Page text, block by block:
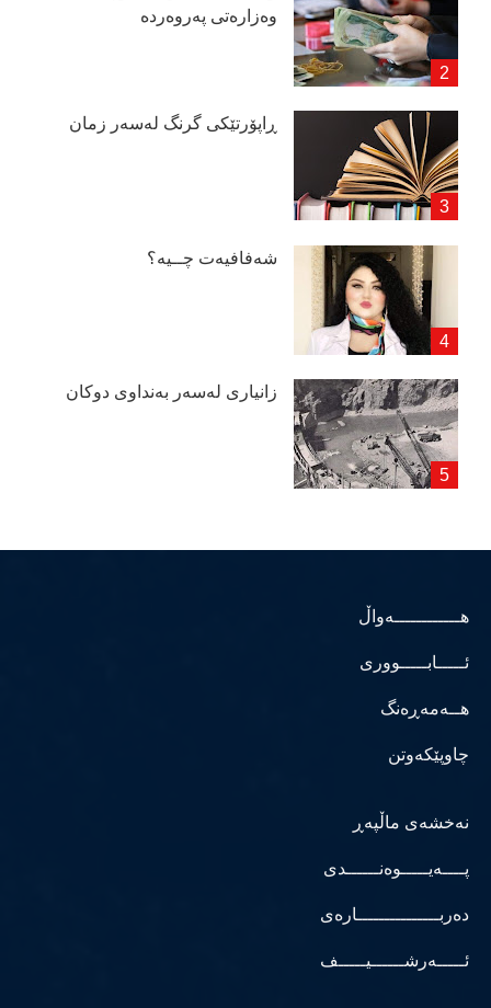
وەزارەتی پەروەردە
ڕاپۆرتێكی گرنگ لەسەر زمان
شەفافیەت چــیە؟
زانیاری لەسەر بەنداوی دوكان
هــــــــــــەواڵ
ئـــــابـــــووری
هــەمەڕەنگ
چاوپێکەوتن
نەخشەی ماڵپەڕ
پــــەیـــــوەنــــــدی
دەربـــــــــــــــارەی
ئـــــەرشــــــیـــــف